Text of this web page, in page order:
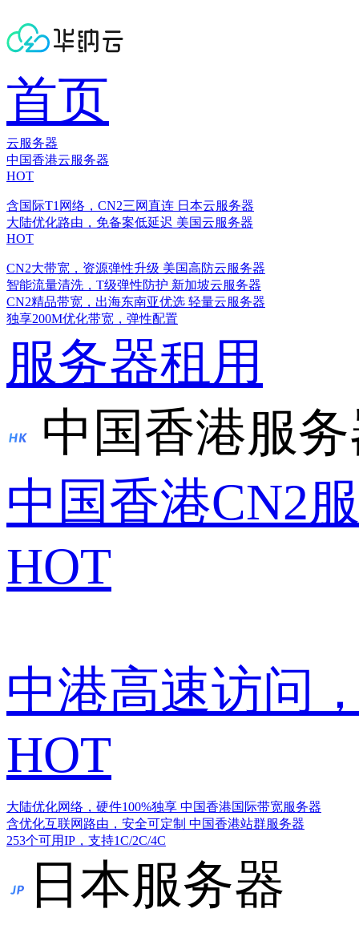
首页
云服务器
中国香港云服务器
HOT
含国际T1网络，CN2三网直连 日本云服务器
大陆优化路由，免备案低延迟 美国云服务器
HOT
CN2大带宽，资源弹性升级 美国高防云服务器
智能流量清洗，T级弹性防护 新加坡云服务器
CN2精品带宽，出海东南亚优选 轻量云服务器
独享200M优化带宽，弹性配置
服务器租用
中国香港服
中国香港CN2
HOT
中港高速访问
HOT
大陆优化网络，硬件100%独享 中国香港国际带宽服务器
含优化互联网路由，安全可定制 中国香港站群服务器
253个可用IP，支持1C/2C/4C
日本服务器